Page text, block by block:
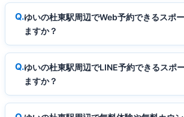
ゆいの杜東駅周辺でWeb予約できるスポ
ますか？
ゆいの杜東駅周辺でLINE予約できるスポ
ますか？